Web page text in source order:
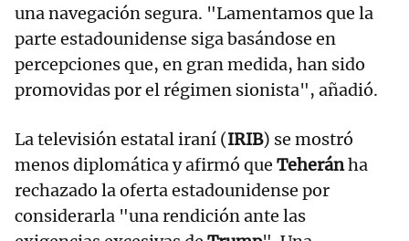
una navegación segura. "Lamentamos que la
parte estadounidense siga basándose en
percepciones que, en gran medida, han sido
promovidas por el régimen sionista", añadió.
La televisión estatal iraní (IRIB) se mostró
menos diplomática y afirmó que Teheránha
rechazado la oferta estadounidense por
considerarla "una rendición ante las